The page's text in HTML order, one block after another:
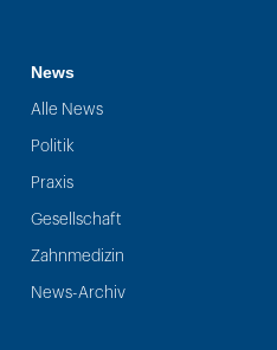
News
Alle News
Politik
Praxis
Gesellschaft
Zahnmedizin
News-Archiv